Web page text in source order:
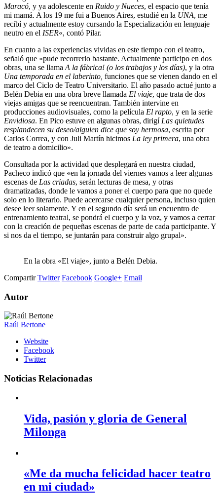
Maracó, y ya adolescente en Ruido y Nueces, el espacio que tenía
mi mamá. A los 19 me fui a Buenos Aires, estudié en la UNA, me
recibí y actualmente estoy cursando la Especialización en lenguaje
neutro en el ISER«, contó Pilar.
En cuanto a las experiencias vividas en este tiempo con el teatro,
señaló que «pude recorrerlo bastante. Actualmente participo en dos
obras, una se llama A la fábrica! (o los trabajos y los días), y la otra
Una temporada en el laberinto, funciones que se vienen dando en el
marco del Ciclo de Teatro Universitario. El año pasado actué junto a
Belén Debia en una obra breve llamada El viaje, que trata de dos
viejas amigas que se reencuentran. También intervine en
producciones audiovisuales, como la película El rapto, y en la serie
Envidiosa. En Pico estuve en algunas obras, dirigí Las quietudes
resplandecen su deseo/alguien dice que soy hermosa, escrita por
Carlos Correa, y con Juli Martín hicimos La ley primera, una obra
de teatro a domicilio».
Consultada por la actividad que desplegará en nuestra ciudad,
Pacheco indicó que «en la jornada del viernes vamos a leer algunas
escenas de Las criadas, serán lecturas de mesa, y otras
dramatizadas, donde le vamos a poner el cuerpo para que no quede
solo en lo literario. Puede acercarse cualquier persona, incluso quien
desee leer solamente. Y en el segundo día será un encuentro de
entrenamiento teatral, se pondrá el cuerpo y la voz, y vamos a cerrar
con la creación de pequeñas escenas de parte de cada participante. Y
si nos da el tiempo, se juntarán para construir algo grupal».
En la obra «El viaje», junto a Belén Debia.
Compartir Twitter Facebook Google+ Email
Autor
Raúl Bertone
Website
Facebook
Twitter
Noticias Relacionadas
Vida, pasión y gloria de General
Milonga
«Me da mucha felicidad hacer teatro
en mi ciudad»